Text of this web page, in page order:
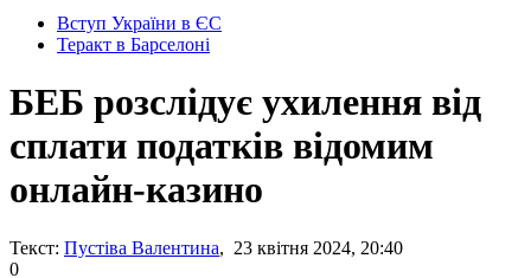
Вступ України в ЄС
Теракт в Барселоні
БЕБ розслідує ухилення від
сплати податків відомим
онлайн-казино
Текст: Пустіва Валентина, 23 квітня 2024, 20:40
0